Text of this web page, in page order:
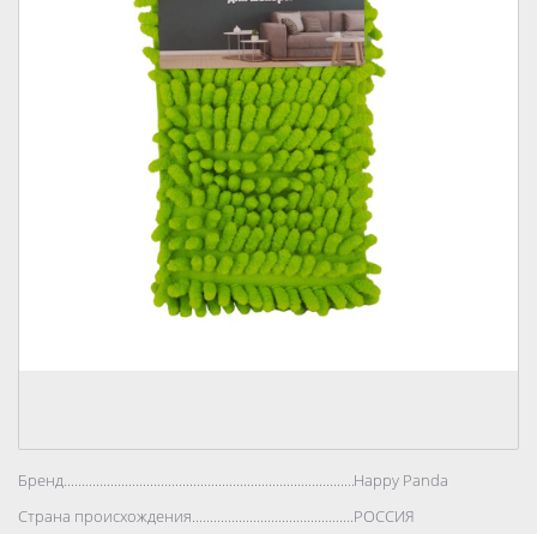
Бренд..................................................................................Happy Panda
Страна происхождения..................................................................................
РОССИЯ